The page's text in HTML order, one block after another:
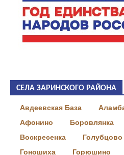
СЕЛА ЗАРИНСКОГО РАЙОНА
Авдеевская База
Афонино
Боровлянка
Воскресенка
Голубцово
Гоношиха
Горюшино